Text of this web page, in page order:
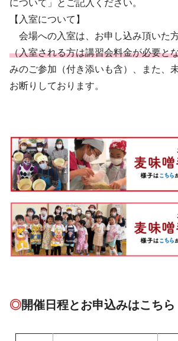
について」とご記入ください。
【入室について】
会場への入室は、お申し込み頂いた
（入室される方は講習会料金が必要と
みのご参加（付き添いも含）、また、
お断りしております。
◎開催日程とお申込みはこちら